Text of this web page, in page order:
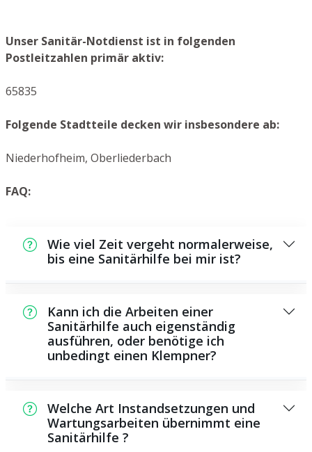
Unser Sanitär-Notdienst ist in folgenden
Postleitzahlen primär aktiv:
65835
Folgende Stadtteile decken wir insbesondere ab:
Niederhofheim, Oberliederbach
FAQ:
Wie viel Zeit vergeht normalerweise,
bis eine Sanitärhilfe bei mir ist?
Zeitraum bei Ihnen vor Ort sein. Das hängt
unter anderem von der Auftragslage zu dem
Zeitraum ab und von der Verkehrslage und
der örtlichen Gegebenheit.
Kann ich die Arbeiten einer
Sanitärhilfe auch eigenständig
ausführen, oder benötige ich
unbedingt einen Klempner?
Wartungsarbeiten, die Sie selbst ausführen
können, beispielsweise die Anwendung von
Rohrreinigungsmitteln aus dem Supermarkt.
Welche Art Instandsetzungen und
Wartungsarbeiten übernimmt eine
Sanitärhilfe ?